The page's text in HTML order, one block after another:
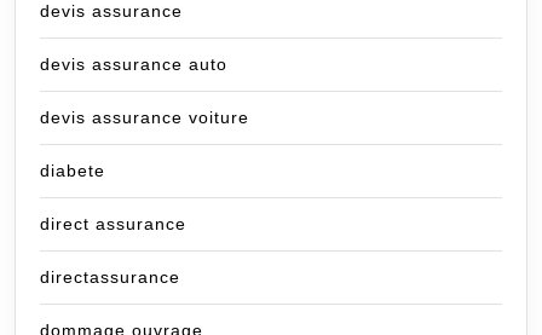
devis assurance
devis assurance auto
devis assurance voiture
diabete
direct assurance
directassurance
dommage ouvrage